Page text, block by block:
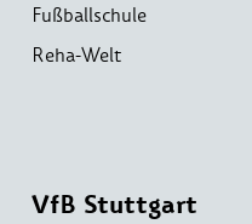
Fußballschule
Reha-Welt
VfB Stuttgart